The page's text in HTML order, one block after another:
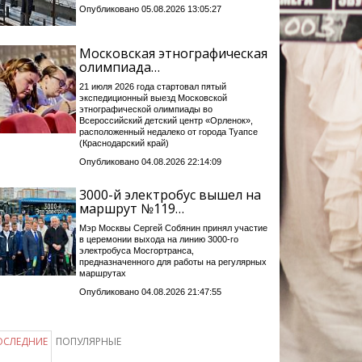
Опубликовано 05.08.2026 13:05:27
Московская этнографическая
олимпиада…
21 июля 2026 года стартовал пятый
экспедиционный выезд Московской
этнографической олимпиады во
Всероссийский детский центр «Орленок»,
расположенный недалеко от города Туапсе
(Краснодарский край)
Опубликовано 04.08.2026 22:14:09
3000-й электробус вышел на
маршрут №119…
Мэр Москвы Сергей Собянин принял участие
в церемонии выхода на линию 3000-го
электробуса Мосгортранса,
предназначенного для работы на регулярных
маршрутах
Опубликовано 04.08.2026 21:47:55
ПОПУЛЯРНЫЕ